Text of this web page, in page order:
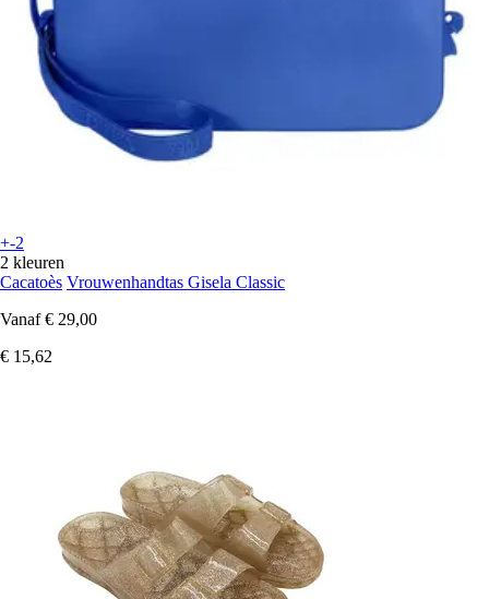
+-2
2 kleuren
Cacatoès Vrouwenhandtas Gisela Classic
Vanaf € 29,00
€ 15,62